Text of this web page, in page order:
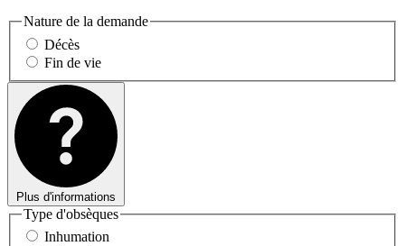
Nature de la demande
Décès
Fin de vie
Plus d'informations
Type d'obsèques
Inhumation